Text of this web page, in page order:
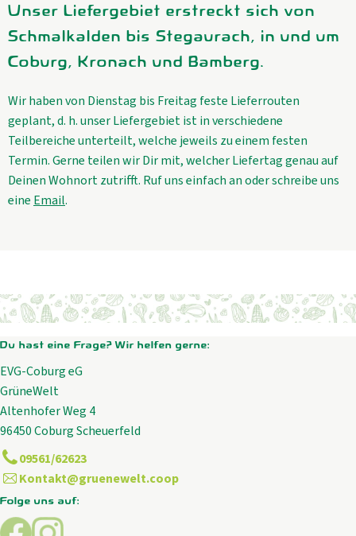
Unser Liefergebiet erstreckt sich von
Schmalkalden bis Stegaurach, in und um
Coburg, Kronach und Bamberg.
Wir haben von Dienstag bis Freitag feste Lieferrouten
geplant, d. h. unser Liefergebiet ist in verschiedene
Teilbereiche unterteilt, welche jeweils zu einem festen
Termin. Gerne teilen wir Dir mit, welcher Liefertag genau auf
Deinen Wohnort zutrifft. Ruf uns einfach an oder schreibe uns
eine Email.
Du hast eine Frage? Wir helfen gerne:
EVG-Coburg eG
GrüneWelt
Altenhofer Weg 4
96450 Coburg Scheuerfeld
09561/62623
Kontakt@gruenewelt.coop
Folge uns auf:
Externer Link zu https://www.facebook.com/
Externer Link zu https://www.instagram.com/